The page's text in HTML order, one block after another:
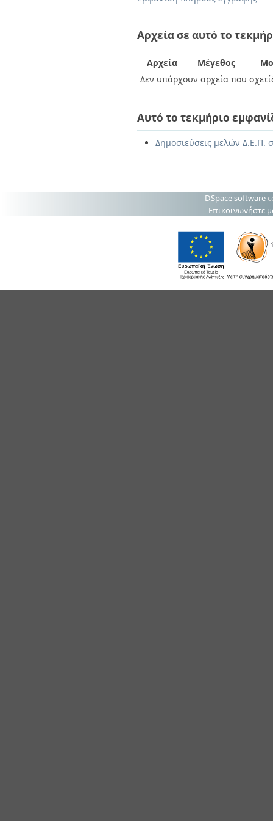
Αρχεία σε αυτό το
Αρχεία Μέγεθος
Δεν υπάρχουν αρχεία που
Αυτό το τεκμήριο
Δημοσιεύσεις μελών Δ.Ε.Π.
DSpace software
Επικοινωνήστε